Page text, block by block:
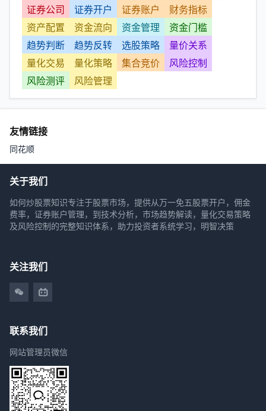
证券公司
证券开户 证券账户
财务指标
资产配置
资金流向 资金管理
资金门槛
趋势判断
趋势反转 选股策略
量价关系
量化交易
量化策略 集合竞价
风险控制
风险测评
风险管理
友情链接
同花顺
关于我们
如何炒股票知识专注于股票市场，提供从万一免五股票开户，佣金
费率，证券账户管理，到技术分析，市场趋势解读，量化交易策略
及风险控制的完整知识体系，助力投资者系统学习，明智决策
关注我们
联系我们
网站管理员微信